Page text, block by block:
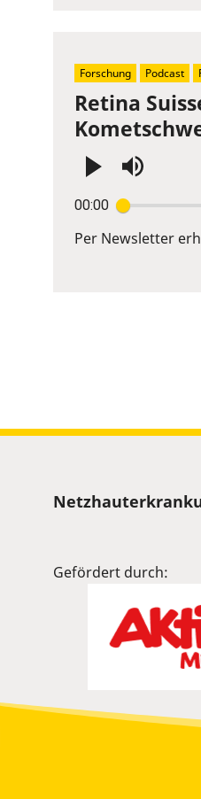
slider.
Retina
00:00
Enter
or
Per Newsletter
Forschung Podcast
Sitemap
Gefördert durch: